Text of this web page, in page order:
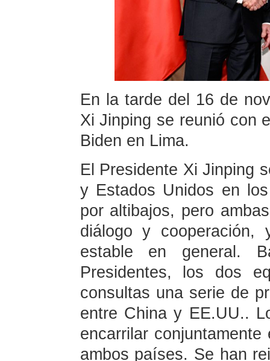
En la tarde del 16 de
Xi Jinping se reunió con
Biden en Lima.
El Presidente Xi Jinping
y Estados Unidos en
por altibajos, pero
diálogo y
estable en general.
Presidentes, los dos
consultas una serie de
entre China y EE.UU..
encarrilar
ambos países. Se han